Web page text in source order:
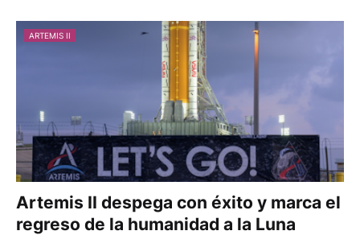
ARTEMIS II
Artemis II despega con éxito y marca el
regreso de la humanidad a la Luna